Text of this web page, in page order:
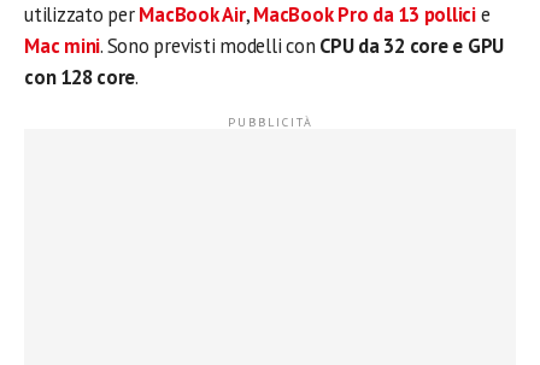
utilizzato perMacBook Air,MacBook Pro da 13 pollicie
Mac mini. Sono previsti modelli con CPU da 32 core e GPU
con 128 core.